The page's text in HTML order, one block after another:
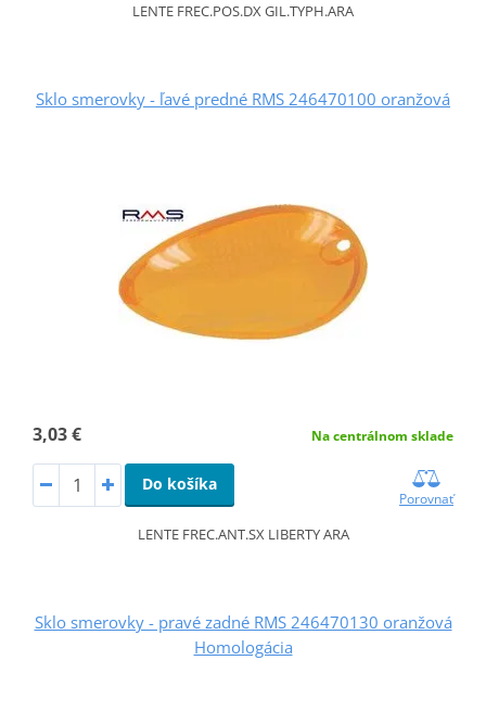
LENTE FREC.POS.DX GIL.TYPH.ARA
Sklo smerovky - ľavé predné RMS 246470100 oranžová
3,03 € Na centrálnom sklade
Do košíka
Porovnať
LENTE FREC.ANT.SX LIBERTY ARA
Sklo smerovky - pravé zadné RMS 246470130 oranžová
Homologácia